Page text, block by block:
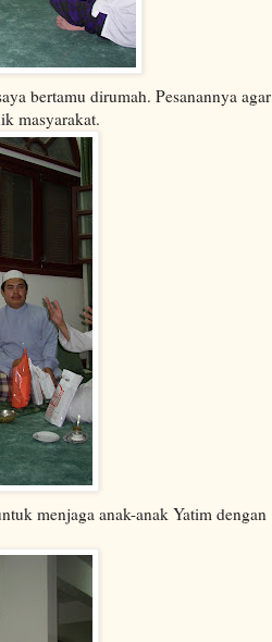
bertamu dirumah. Pesanannya agar
masyarakat.
menjaga anak-anak Yatim dengan